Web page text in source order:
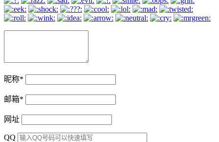
昵称*
邮箱*
网址
QQ